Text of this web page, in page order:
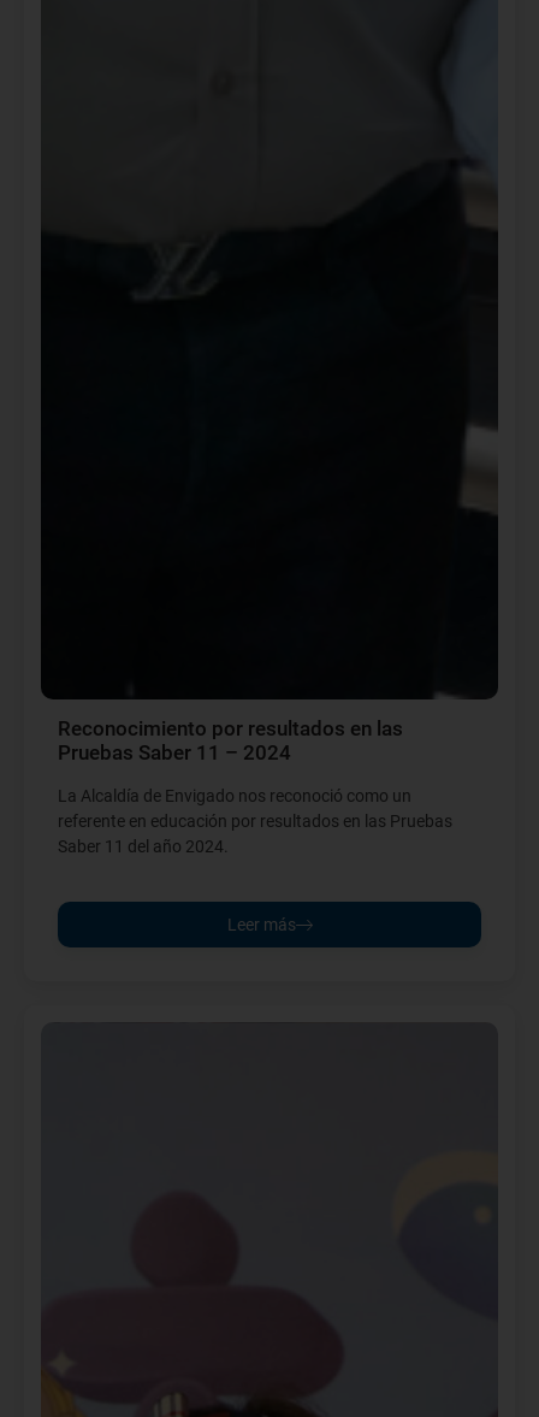
Reconocimiento por resultados en las
Pruebas Saber 11 – 2024
La Alcaldía de Envigado nos reconoció como un
referente en educación por resultados en las Pruebas
Saber 11 del año 2024.
Leer más